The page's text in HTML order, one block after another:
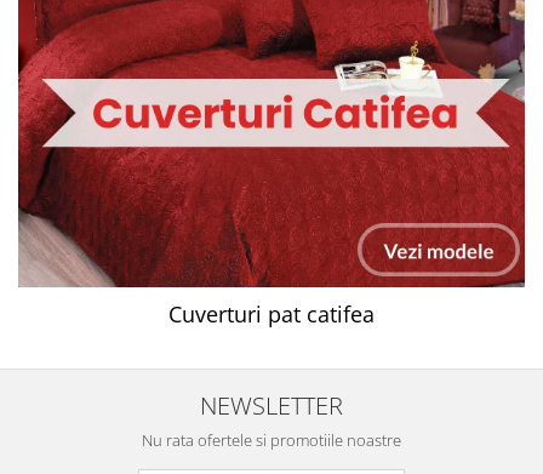
Cuverturi pat catifea
NEWSLETTER
Nu rata ofertele si promotiile noastre